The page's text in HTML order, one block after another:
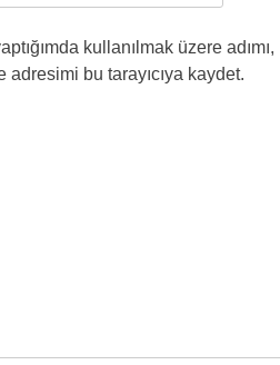
kullanılmak üzere adımı,
bu tarayıcıya kaydet.